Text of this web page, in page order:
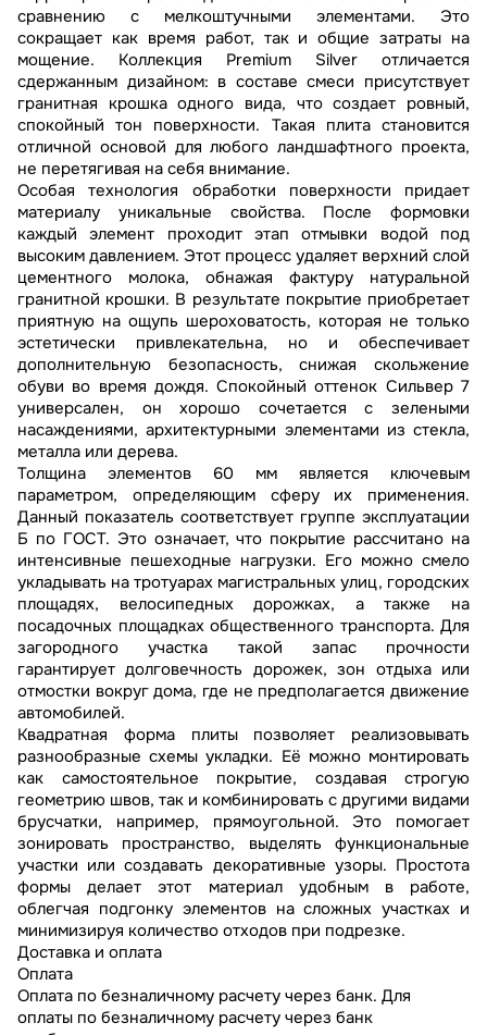
сравнению с мелкоштучными элементами. Это
сокращает как время работ, так и общие затраты на
мощение. Коллекция Premium Silver отличается
сдержанным дизайном: в составе смеси присутствует
гранитная крошка одного вида, что создает ровный,
спокойный тон поверхности. Такая плита становится
отличной основой для любого ландшафтного проекта,
не перетягивая на себя внимание.
Особая технология обработки поверхности придает
материалу уникальные свойства. После формовки
каждый элемент проходит этап отмывки водой под
высоким давлением. Этот процесс удаляет верхний слой
цементного молока, обнажая фактуру натуральной
гранитной крошки. В результате покрытие приобретает
приятную на ощупь шероховатость, которая не только
эстетически привлекательна, но и обеспечивает
дополнительную безопасность, снижая скольжение
обуви во время дождя. Спокойный оттенок Сильвер 7
универсален, он хорошо сочетается с зелеными
насаждениями, архитектурными элементами из стекла,
металла или дерева.
Толщина элементов 60 мм является ключевым
параметром, определяющим сферу их применения.
Данный показатель соответствует группе эксплуатации
Б по ГОСТ. Это означает, что покрытие рассчитано на
интенсивные пешеходные нагрузки. Его можно смело
укладывать на тротуарах магистральных улиц, городских
площадях, велосипедных дорожках, а также на
посадочных площадках общественного транспорта. Для
загородного участка такой запас прочности
гарантирует долговечность дорожек, зон отдыха или
отмостки вокруг дома, где не предполагается движение
автомобилей.
Квадратная форма плиты позволяет реализовывать
разнообразные схемы укладки. Её можно монтировать
как самостоятельное покрытие, создавая строгую
геометрию швов, так и комбинировать с другими видами
брусчатки, например, прямоугольной. Это помогает
зонировать пространство, выделять функциональные
участки или создавать декоративные узоры. Простота
формы делает этот материал удобным в работе,
облегчая подгонку элементов на сложных участках и
минимизируя количество отходов при подрезке.
Доставка и оплата
Оплата
Оплата по безналичному расчету через банк. Для
оплаты по безналичному расчету через банк